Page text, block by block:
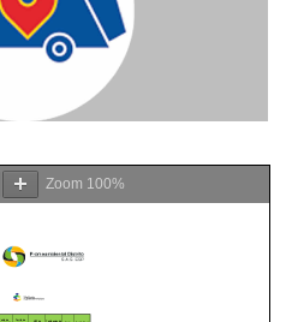
Zoom 100%